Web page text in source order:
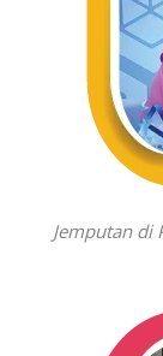
Jemputan di